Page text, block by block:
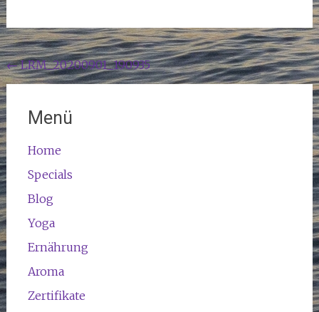
Beitragsnavigation
←LRM_20200901_190935
Menü
Home
Specials
Blog
Yoga
Ernährung
Aroma
Zertifikate